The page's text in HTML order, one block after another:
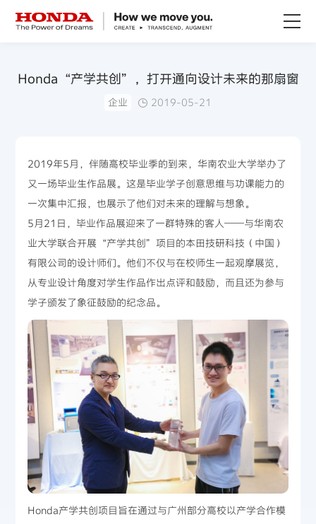
赛事运动
新闻资讯
Honda“产学共创”，打开通向设计未来的那扇窗
企业 2019-05-21
2019年5月，伴随高校毕业季的到来，华南农业大学举办了
又一场毕业生作品展。这是毕业学子创意思维与功课能力的
一次集中汇报，也展示了他们对未来的理解与想象。
5月21日，毕业作品展迎来了一群特殊的客人——与华南农
业大学联合开展“产学共创”项目的本田技研科技（中国）
有限公司的设计师们。他们不仅与在校师生一起观摩展览，
从专业设计角度对学生作品作出点评和鼓励，而且还为参与
学子颁发了象征鼓励的纪念品。
Honda产学共创项目旨在通过与广州部分高校以产学合作模